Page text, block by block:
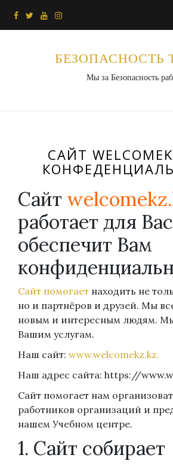
БЕЗОПАСНОСТЬ
Мы за Безопасность
САЙТ
Сайт
работает для
обеспечит Вам
Сайт помогает находить не
но и партнёров и друзей. Мы
новым и интересным людям.
Вашим услугам.
Наш сайт: www.welcomekz.kz.
Наш адрес сайта: https://
Сайт помогает нам
работников организаций и
нашем Учебном центре.
1. Сайт собирает